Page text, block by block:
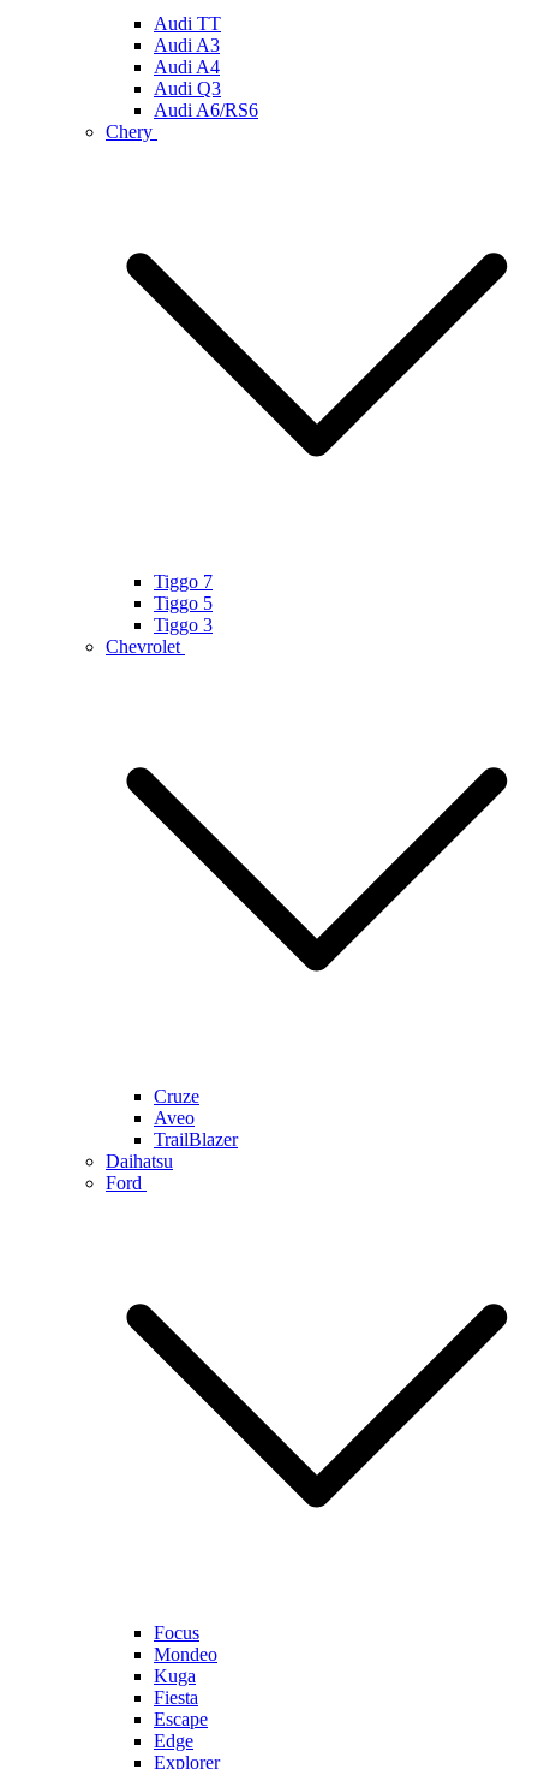
Audi TT
Audi A3
Audi A4
Audi Q3
Audi A6/RS6
Chery
Tiggo 7
Tiggo 5
Tiggo 3
Chevrolet
Cruze
Aveo
TrailBlazer
Daihatsu
Ford
Focus
Mondeo
Kuga
Fiesta
Escape
Edge
Explorer